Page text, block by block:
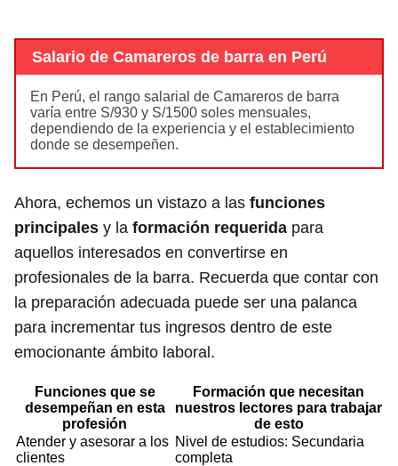
Salario de Camareros de barra en Perú
En Perú, el rango salarial de Camareros de barra
varía entre S/930 y S/1500 soles mensuales,
dependiendo de la experiencia y el establecimiento
donde se desempeñen.
Ahora, echemos un vistazo a las funciones
principales y la formación requerida para
aquellos interesados en convertirse en
profesionales de la barra. Recuerda que contar con
la preparación adecuada puede ser una palanca
para incrementar tus ingresos dentro de este
emocionante ámbito laboral.
Funciones que se
desempeñan en esta
profesión
Formación que necesitan
nuestros lectores para trabajar
de esto
Atender y asesorar a los
clientes
Nivel de estudios: Secundaria
completa